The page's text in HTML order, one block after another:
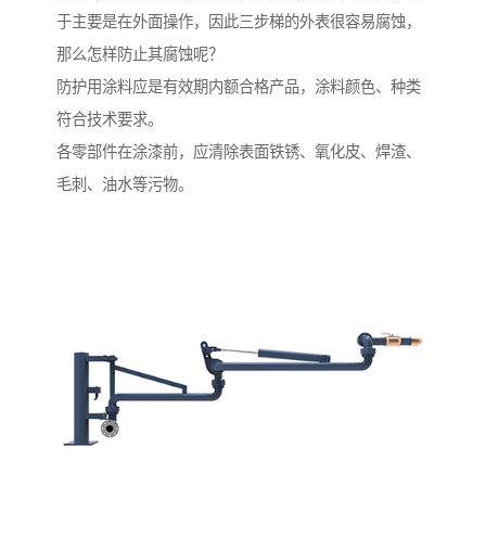
于主要是在外面操作，因此三步梯的外表很容易腐蚀，
那么怎样防止其腐蚀呢？
防护用涂料应是有效期内额合格产品，涂料颜色、种类
符合技术要求。
各零部件在涂漆前，应清除表面铁锈、氧化皮、焊渣、
毛刺、油水等污物。